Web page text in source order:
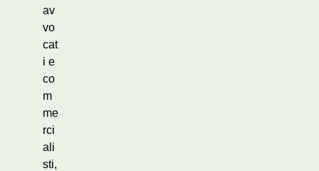
av
vo
cat
i e
co
m
me
rci
ali
sti,